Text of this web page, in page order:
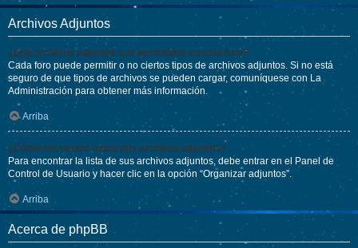
Archivos Adjuntos
¿Qué archivos adjuntos son permitidos en este foro?
Cada foro puede permitir o no ciertos tipos de archivos adjuntos. Si no está
seguro de que tipos de archivos se pueden cargar, comuníquese con La
Administración para obtener más información.
Arriba
¿Cómo encuentro todos mis archivos adjuntos?
Para encontrar la lista de sus archivos adjuntos, debe entrar en el Panel de
Control de Usuario y hacer clic en la opción “Organizar adjuntos”.
Arriba
Acerca de phpBB